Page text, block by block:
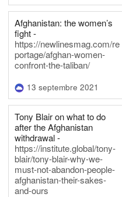
Afghanistan: the women’s
fight -
https://newlinesmag.com/re
portage/afghan-women-
confront-the-taliban/
13 septembre 2021
Tony Blair on what to do
after the Afghanistan
withdrawal -
https://institute.global/tony-
blair/tony-blair-why-we-
must-not-abandon-people-
afghanistan-their-sakes-
and-ours